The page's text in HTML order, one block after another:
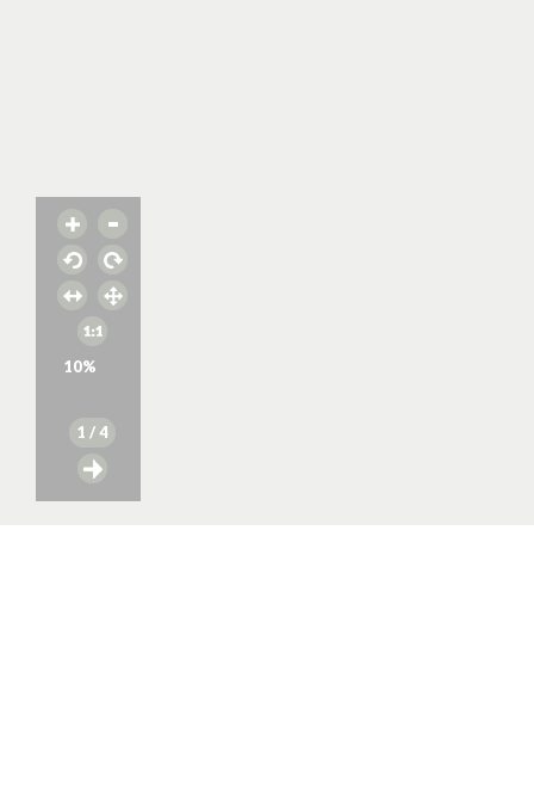
10%
1 / 4